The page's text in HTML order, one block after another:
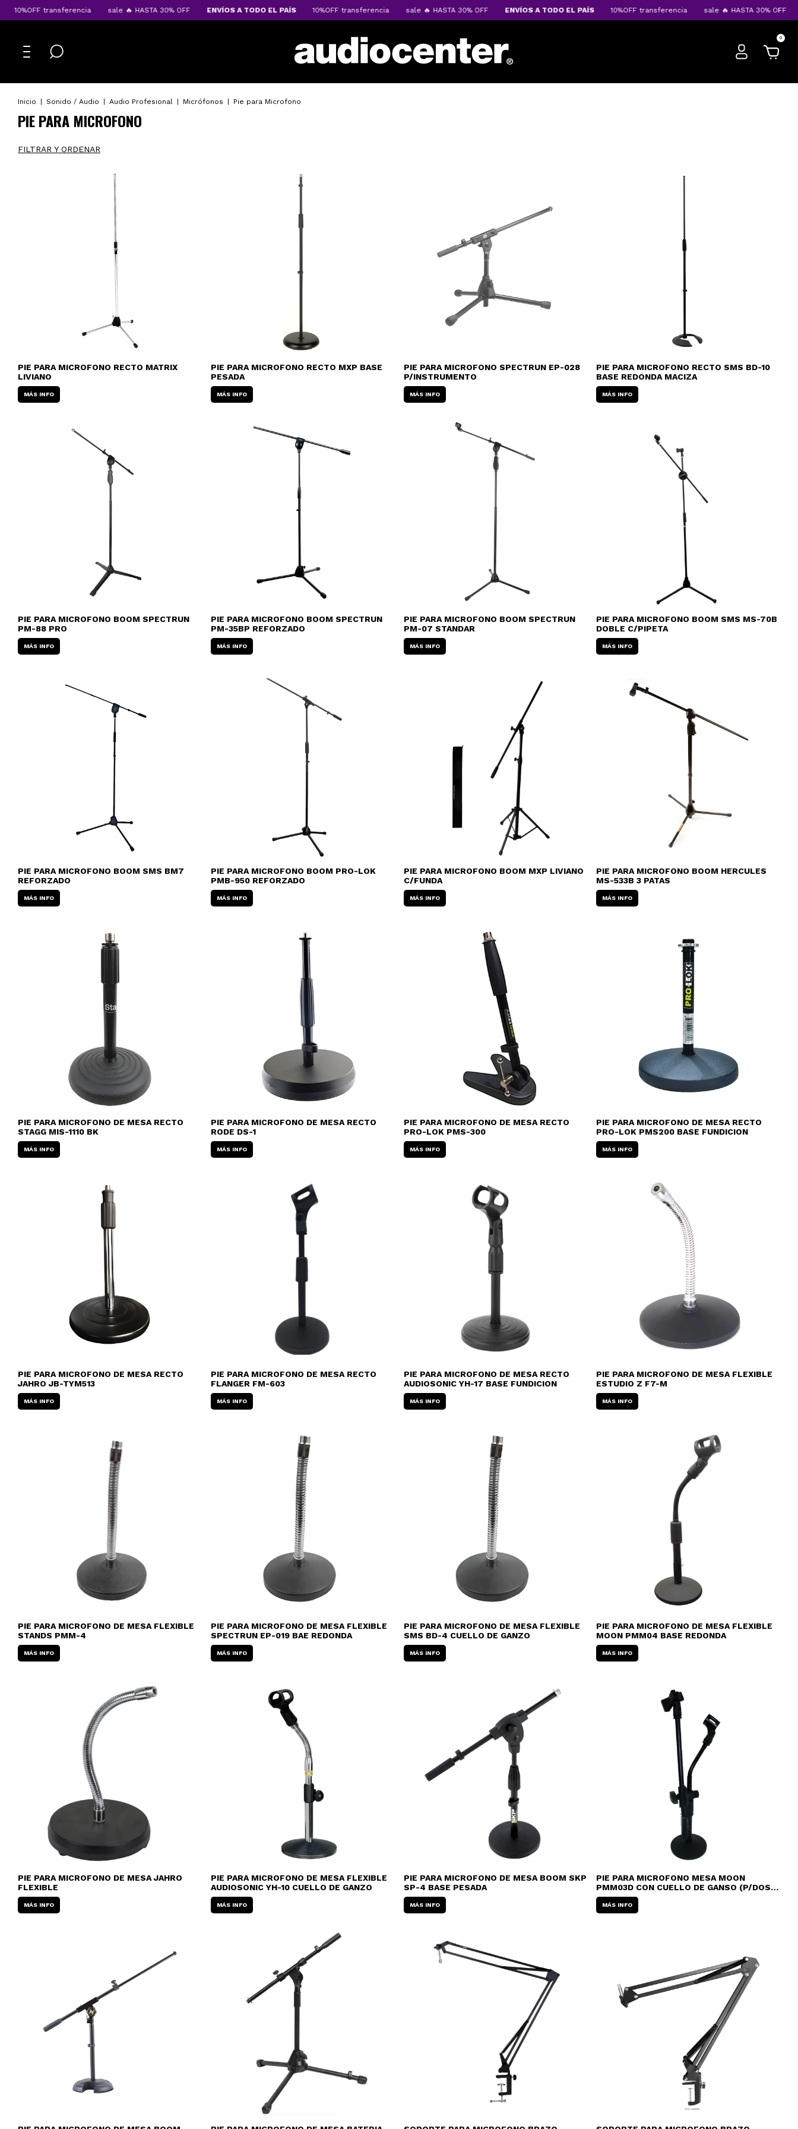
transferencia sale 🔥 HASTA 30% OFF ENVÍOS A TODO EL PAÍS 10%OFF transferencia sale 🔥 HASTA 30% OFF ENVÍOS A TODO EL PAÍS 10%OFF transferencia sale 🔥 HASTA 30% OFF
0
Inicio Sonido / Audio Audio Profesional Micrófonos Pie para Microfono
PIE PARA MICROFONO
FILTRAR Y ORDENAR
PIE PARA MICROFONO RECTO MATRIX
LIVIANO
MÁS INFO
PIE PARA MICROFONO RECTO MXP BASE
PESADA
MÁS INFO
PIE PARA MICROFONO SPECTRUN EP-028
P/INSTRUMENTO
MÁS INFO
PIE PARA MICROFONO RECTO SMS BD-10
BASE REDONDA MACIZA
MÁS INFO
PIE PARA MICROFONO BOOM SPECTRUN
PM-88 PRO
MÁS INFO
PIE PARA MICROFONO BOOM SPECTRUN
PM-35BP REFORZADO
MÁS INFO
PIE PARA MICROFONO BOOM SPECTRUN
PM-07 STANDAR
MÁS INFO
PIE PARA MICROFONO BOOM SMS MS-70B
DOBLE C/PIPETA
MÁS INFO
PIE PARA MICROFONO BOOM SMS BM7
REFORZADO
MÁS INFO
PIE PARA MICROFONO BOOM PRO-LOK
PMB-950 REFORZADO
MÁS INFO
PIE PARA MICROFONO BOOM MXP LIVIANO
C/FUNDA
MÁS INFO
PIE PARA MICROFONO BOOM HERCULES
MS-533B 3 PATAS
MÁS INFO
PIE PARA MICROFONO DE MESA RECTO
STAGG MIS-1110 BK
MÁS INFO
PIE PARA MICROFONO DE MESA RECTO
RODE DS-1
MÁS INFO
PIE PARA MICROFONO DE MESA RECTO
PRO-LOK PMS-300
MÁS INFO
PIE PARA MICROFONO DE MESA RECTO
PRO-LOK PMS200 BASE FUNDICION
MÁS INFO
PIE PARA MICROFONO DE MESA RECTO
JAHRO JB-TYM513
MÁS INFO
PIE PARA MICROFONO DE MESA RECTO
FLANGER FM-603
MÁS INFO
PIE PARA MICROFONO DE MESA RECTO
AUDIOSONIC YH-17 BASE FUNDICION
MÁS INFO
PIE PARA MICROFONO DE MESA FLEXIBLE
ESTUDIO Z F7-M
MÁS INFO
PIE PARA MICROFONO DE MESA FLEXIBLE
STANDS PMM-4
MÁS INFO
PIE PARA MICROFONO DE MESA FLEXIBLE
SPECTRUN EP-019 BAE REDONDA
MÁS INFO
PIE PARA MICROFONO DE MESA FLEXIBLE
SMS BD-4 CUELLO DE GANZO
MÁS INFO
PIE PARA MICROFONO DE MESA FLEXIBLE
MOON PMM04 BASE REDONDA
MÁS INFO
PIE PARA MICROFONO DE MESA JAHRO
FLEXIBLE
MÁS INFO
PIE PARA MICROFONO DE MESA FLEXIBLE
AUDIOSONIC YH-10 CUELLO DE GANZO
MÁS INFO
PIE PARA MICROFONO DE MESA BOOM SKP
SP-4 BASE PESADA
MÁS INFO
PIE PARA MICROFONO MESA MOON
PMM03D CON CUELLO DE GANSO (P/DOS
MICROFONOS)
MÁS INFO